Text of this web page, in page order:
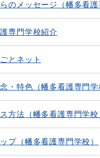
のメッセージ（幡多看護
専門学校紹介
とネット
・特色（幡多看護専門学
方法（幡多看護専門学校
プ（幡多看護専門学校）